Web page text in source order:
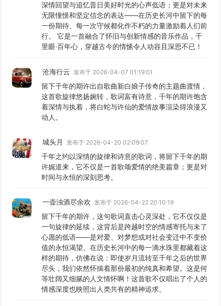
深情回望与追忆昔日美好时光的心声低语；更是对未来
无限憧憬和坚定信念的表达——在历史长河中留下的每
一份期待、每一次守候都化作不朽的力量激励着人们前
行。 它是一首融合了怀旧与创新情感的音乐作品，千
里眼·百年心，穿越古今的情愫令人动容且深思不已！
沧海行云 发布于 2026-04-07 01:19:01
留下千年的期许出自歌曲新白娘子传奇的主题曲渡情，
这首歌旋律悠扬婉转，歌词富有诗意，千年的期许饱含
着深情与执着，将白蛇与许仙的爱情故事渲染得浪漫又
动人。
城头月 发布于 2026-04-20 02:09:07
千年之约以深情的旋律和诗意的歌词，将留下千年的期
许娓道来，它不仅是一首歌颂爱情的绝美篇章；更是对
时间与永恒的深刻思考。
一壶浊酒尽余欢 发布于 2026-04-22 20:10:19
留下千年的期许，这句歌词直击心灵深处，它不仅仅是
一句旋律的延续，这背后是跨越时空的情感寄托与未了
心愿的低语——是对爱、对梦想或对社会变迁中不变价
值的永恒渴望。在历史长河中的每一滴水珠里都藏着这
样的期待，仿佛在说：即使岁月流转至千年之后的世界
尽头，我们依然怀揣着那份最初的纯真和希望。这是何
等壮阔又细腻的人文情怀啊！这首歌不仅唱出了个人的
情感深度也映照出人类共有的精神追求。